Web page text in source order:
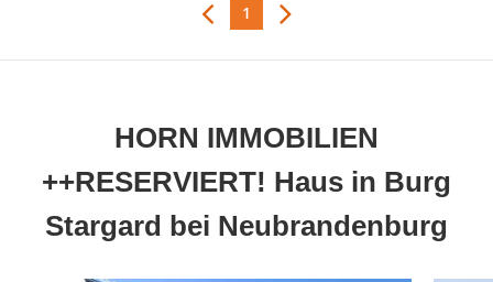
1
HORN IMMOBILIEN
++RESERVIERT! Haus in Burg
Stargard bei Neubrandenburg